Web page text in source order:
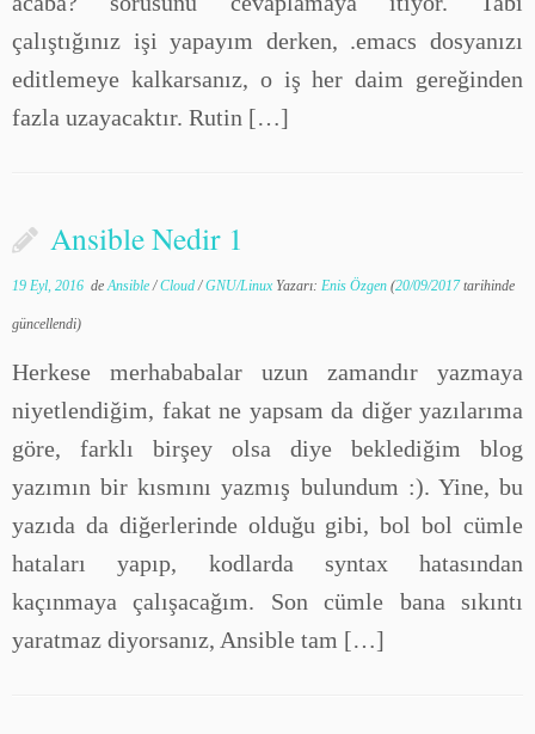
çalıştığınız işi yapayım derken, .emacs dosyanızı
editlemeye kalkarsanız, o iş her daim gereğinden
fazla uzayacaktır. Rutin […]
Ansible Nedir 1
19 Eyl, 2016 deAnsible/Cloud/GNU/Linux Yazarı: Enis Özgen (20/09/2017tarihinde
güncellendi)
Herkese merhababalar uzun zamandır yazmaya
niyetlendiğim, fakat ne yapsam da diğer yazılarıma
göre, farklı birşey olsa diye beklediğim blog
yazımın bir kısmını yazmış bulundum :). Yine, bu
yazıda da diğerlerinde olduğu gibi, bol bol cümle
hataları yapıp, kodlarda syntax hatasından
kaçınmaya çalışacağım. Son cümle bana sıkıntı
yaratmaz diyorsanız, Ansible tam […]